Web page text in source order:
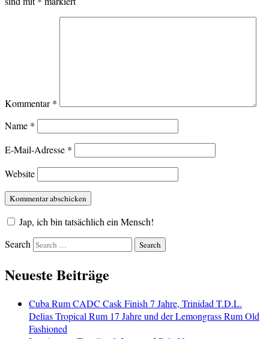
Kommentar*
Name *
E-Mail-Adresse *
Website
Jap, ich bin tatsächlich ein Mensch!
Search
Neueste Beiträge
Cuba Rum CADC Cask Finish 7 Jahre, Trinidad T.D.L.
Delias Tropical Rum 17 Jahre und der Lemongrass Rum Old
Fashioned